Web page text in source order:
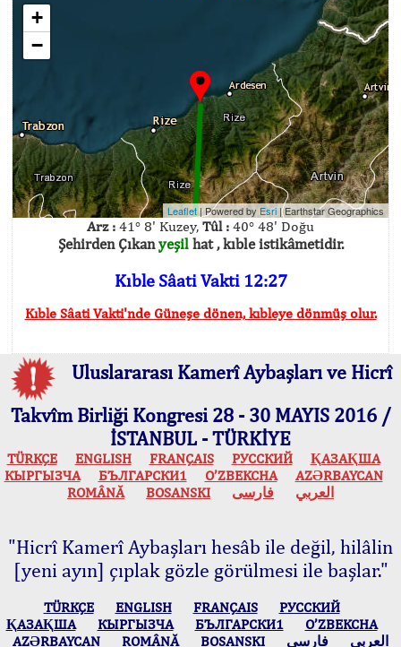
+
−
Leaflet | Powered byEsri |Earthstar Geographics
Arz : 41° 8' Kuzey, Tûl : 40° 48' Doğu
Şehirden Çıkanyeşilhat , kıble istikâmetidir.
Kıble Sâati Vakti 12:27
Kıble Sâati Vakti'nde Güneşe dönen, kıbleye dönmüş olur.
Uluslararası Kamerî Aybaşları ve Hicrî
Takvîm Birliği Kongresi 28 - 30 MAYIS 2016 /
İSTANBUL - TÜRKİYE
TÜRKÇE ENGLISH FRANÇAIS РУССКИЙ
ҚАЗАҚША
КЫPГЫЗЧA
БЪЛГАРСКИ1 O’ZBEKCHA
AZӘRBAYCAN
ROMÂNĂ
BOSANSKI العربي فارسی
"Hicrî Kamerî Aybaşları hesâb ile değil, hilâlin
[yeni ayın] çıplak gözle görülmesi ile başlar."
TÜRKÇE ENGLISH FRANÇAIS
РУССКИЙ
ҚАЗАҚША
КЫPГЫЗЧA БЪЛГАРСКИ1
O’ZBEKCHA
AZӘRBAYCAN
ROMÂNĂ BOSANSKI العربي فارسی